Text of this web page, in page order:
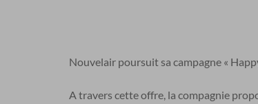
Nouvelair poursuit sa campagne «
A travers cette offre, la compagnie